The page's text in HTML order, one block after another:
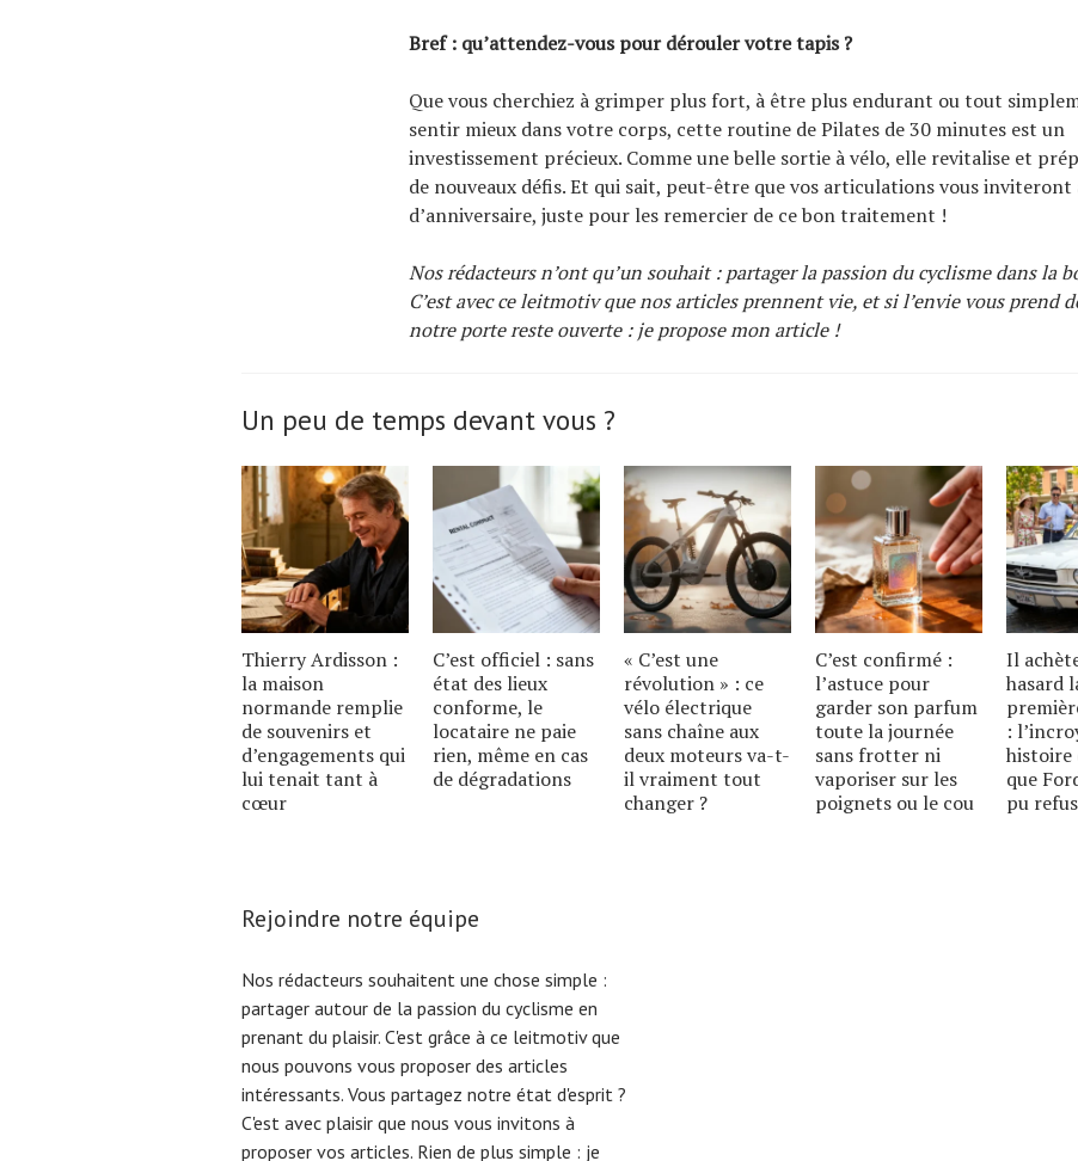
Bref : qu’attendez-vous pour dérouler votre tapis ?
Que vous cherchiez à grimper plus fort, à être plus endurant ou tout
sentir mieux dans votre corps, cette routine de Pilates de 30 minutes est un
investissement précieux. Comme une belle sortie à vélo, elle revitalise et
de nouveaux défis. Et qui sait, peut-être que vos articulations vous inviteront
d’anniversaire, juste pour les remercier de ce bon traitement !
Nos rédacteurs n’ont qu’un souhait : partager la passion du cyclisme dans la
C’est avec ce leitmotiv que nos articles prennent vie, et si l’envie vous prend
notre porte reste ouverte : je propose mon article !
Un peu de temps devant vous ?
Thierry Ardisson :
la maison
normande remplie
de souvenirs et
d’engagements qui
lui tenait tant à
cœur
C’est officiel : sans
état des lieux
conforme, le
locataire ne paie
rien, même en cas
de dégradations
« C’est une
révolution » : ce
vélo électrique
sans chaîne aux
deux moteurs va-t-
il vraiment tout
changer ?
C’est confirmé :
l’astuce pour
garder son parfum
toute la journée
sans frotter ni
vaporiser sur les
poignets ou le cou
Il
hasard
:
histoire
que
pu
Rejoindre notre équipe
Nos rédacteurs souhaitent une chose simple :
partager autour de la passion du cyclisme en
prenant du plaisir. C'est grâce à ce leitmotiv que
nous pouvons vous proposer des articles
intéressants. Vous partagez notre état d'esprit ?
C'est avec plaisir que nous vous invitons à
proposer vos articles. Rien de plus simple : je